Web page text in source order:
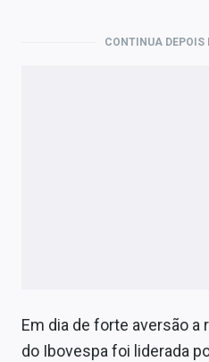
CONTINUA DEPOIS
Em dia de forte aversão a
do Ibovespa foi liderada